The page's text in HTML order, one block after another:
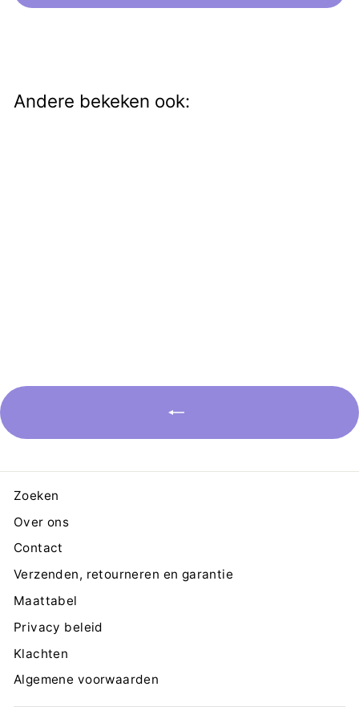
Andere bekeken ook:
Zoeken
Over ons
Contact
Verzenden, retourneren en garantie
Maattabel
Privacy beleid
Klachten
Algemene voorwaarden